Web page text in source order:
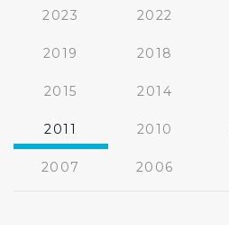
2023 2022
2019 2018
2015 2014
2011 2010
2007 2006